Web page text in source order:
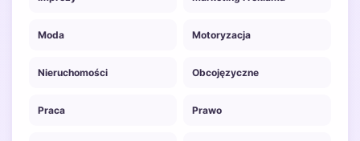
Moda Motoryzacja
Nieruchomości Obcojęzyczne
Praca Prawo